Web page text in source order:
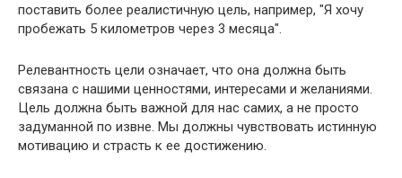
поставить более реалистичную цель, например, "Я хочу
пробежать 5 километров через 3 месяца".
Релевантность цели означает, что она должна быть
связана с нашими ценностями, интересами и желаниями.
Цель должна быть важной для нас самих, а не просто
задуманной по извне. Мы должны чувствовать истинную
мотивацию и страсть к ее достижению.